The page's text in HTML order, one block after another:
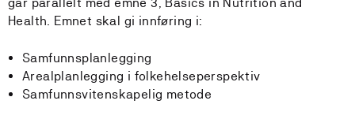
Health. Emnet skal gi innføring i:
Samfunnsplanlegging
Arealplanlegging i folkehelseperspektiv
Samfunnsvitenskapelig metode